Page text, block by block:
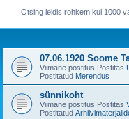
Otsing leidis rohkem kui 1000
07.06.1920 Soome
Viimane postitus Postitas
Postitatud Merendus
sünnikoht
Viimane postitus Postitas
Postitatud